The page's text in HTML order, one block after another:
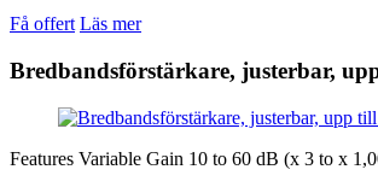
Få offert Läs mer
Bredbandsförstärkare, justerbar,
Features Variable Gain 10 to 60 dB (x 3 to x